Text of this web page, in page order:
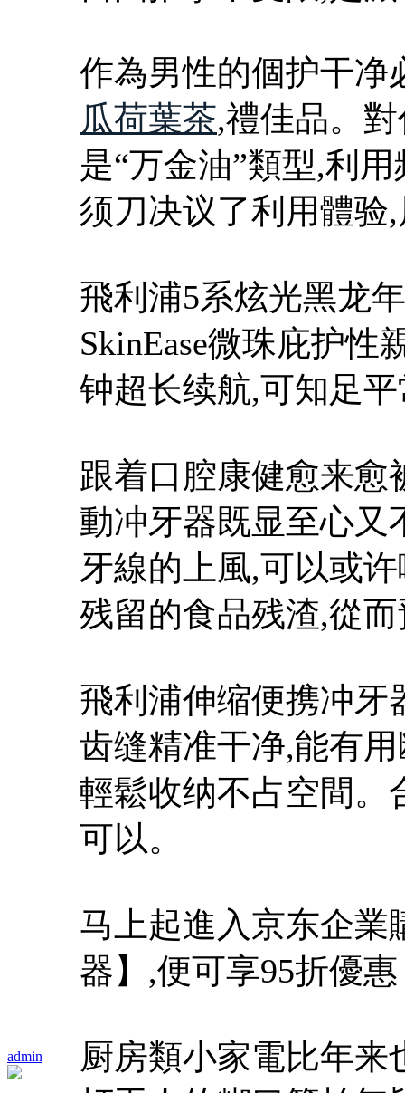
admin
作為男性的個护干净
瓜荷葉茶,禮佳品。
是“万金油”類型,利
须刀决议了利用體验
飛利浦5系炫光黑龙
SkinEase微珠庇护性
钟超长续航,可知足
跟着口腔康健愈来愈
動冲牙器既显至心又
牙線的上風,可以或
残留的食品残渣,從
飛利浦伸缩便携冲牙
齿缝精准干净,能有
輕鬆收纳不占空間。
可以。
马上起進入京东企業
器】,便可享95折優惠
厨房類小家電比年来